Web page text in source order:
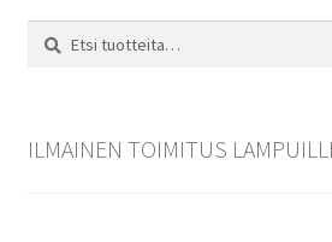
Etsi:
Haku
ILMAINEN TOIMITUS